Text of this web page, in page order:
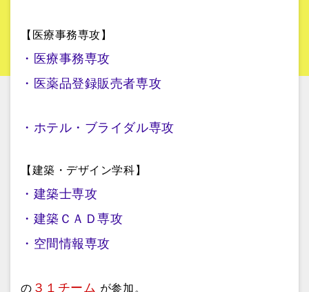
【医療事務専攻】
・医療事務専攻
・医薬品登録販売者専攻
・ホテル・ブライダル専攻
【建築・デザイン学科】
・建築士専攻
・建築ＣＡＤ専攻
・空間情報専攻
の ３１チーム が参加。